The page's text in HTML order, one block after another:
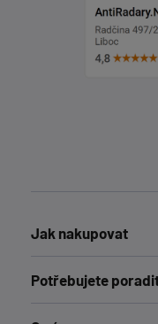
Jak nakupovat
Potřebujete